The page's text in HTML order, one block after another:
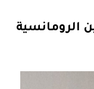
الرومانسية